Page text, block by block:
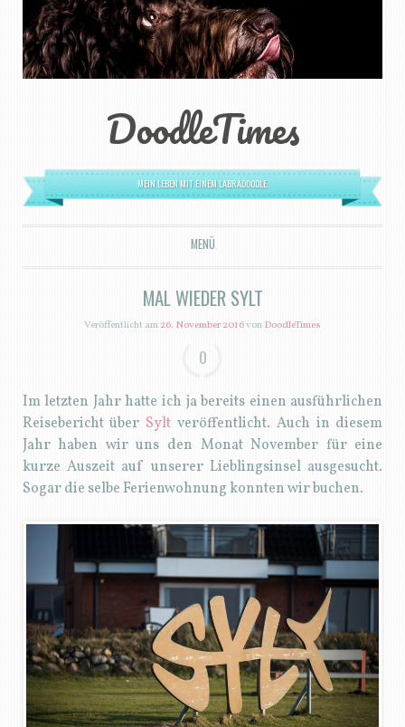
DoodleTimes
MEIN LEBEN MIT EINEM LABRADOODLE.
MENÜ
ZUM INHALT SPRINGEN
MAL WIEDER SYLT
Veröffentlicht am26. November 2016vonDoodleTimes
0
Im letzten Jahr hatte ich ja bereits einen ausführlichen
Reisebericht über Syltveröffentlicht. Auch in diesem
Jahr haben wir uns den Monat November für eine
kurze Auszeit auf unserer Lieblingsinsel ausgesucht.
Sogar die selbe Ferienwohnung konnten wir buchen.